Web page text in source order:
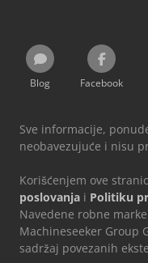
Blog Facebook
Sve informacije,
neobavezujuće i nisu
Korišćenjem ove
poslovanja i Politiku
Navedene robne
Machineseeker Group
sadržaj povezanih